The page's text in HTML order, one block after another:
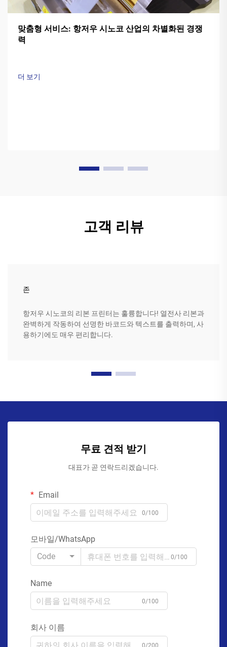
맞춤형 서비스: 항저우 시노코 산업의 차별화된 경쟁
력
더 보기
고객 리뷰
존
항저우 시노코의 리본 프린터는 훌륭합니다! 열전사 리본과
완벽하게 작동하여 선명한 바코드와 텍스트를 출력하며, 사
용하기에도 매우 편리합니다.
무료 견적 받기
대표가 곧 연락드리겠습니다.
Email
0/100
모바일/WhatsApp
Code
0/100
Name
0/100
회사 이름
0/200